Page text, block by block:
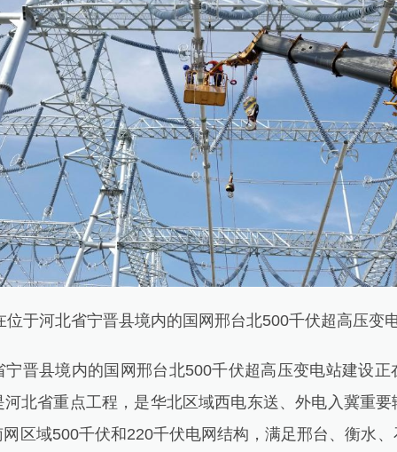
河北省宁晋县境内的国网邢台北500千伏超高压变
县境内的国网邢台北500千伏超高压变电站建设正
北省重点工程，是华北区域西电东送、外电入冀重
区域500千伏和220千伏电网结构，满足邢台、衡水